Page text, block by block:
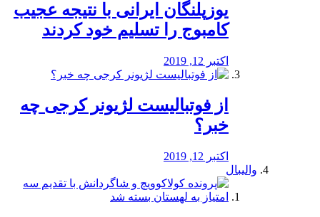
یوزپلنگان ایرانی با نتیجه عجیب
کامبوج را تسلیم خود کردند
اکتبر 12, 2019
از فوتبالیست لژیونر کرجی چه
خبر؟
اکتبر 12, 2019
والیبال